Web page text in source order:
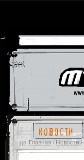
новости
Главная / Новости /